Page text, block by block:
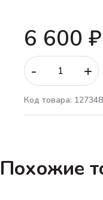
6 600 ₽
- +
Код товара: 127348
Похожие